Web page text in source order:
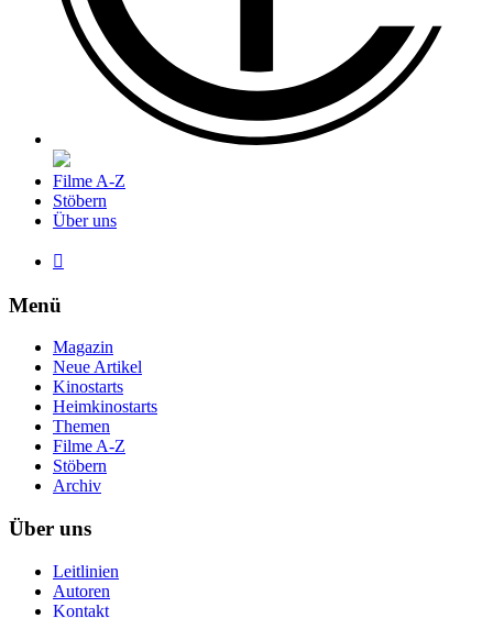
Filme A-Z
Stöbern
Über uns

Menü
Magazin
Neue Artikel
Kinostarts
Heimkinostarts
Themen
Filme A-Z
Stöbern
Archiv
Über uns
Leitlinien
Autoren
Kontakt